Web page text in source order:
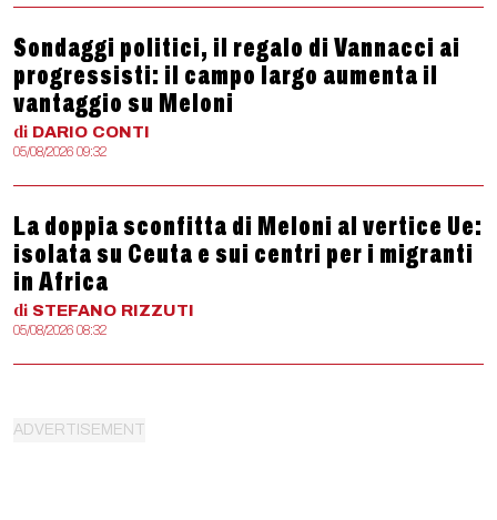
Sondaggi politici, il regalo di Vannacci ai
progressisti: il campo largo aumenta il
vantaggio su Meloni
di DARIO CONTI
05/08/2026 09:32
La doppia sconfitta di Meloni al vertice Ue:
isolata su Ceuta e sui centri per i migranti
in Africa
di STEFANO RIZZUTI
05/08/2026 08:32